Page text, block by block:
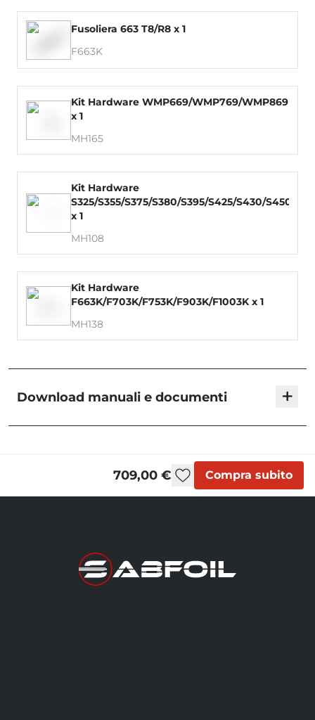
Fusoliera 663 T8/R8 x 1
F663K
Kit Hardware WMP669/WMP769/WMP869
x 1
MH165
Kit Hardware
S325/S355/S375/S380/S395/S425/S430/S450/
x 1
MH108
Kit Hardware
F663K/F703K/F753K/F903K/F1003K x 1
MH138
Download manuali e documenti +
709,00 € Compra subito